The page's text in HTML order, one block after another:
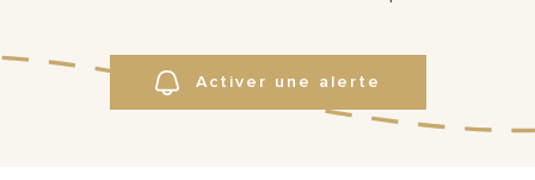
Activer une alerte